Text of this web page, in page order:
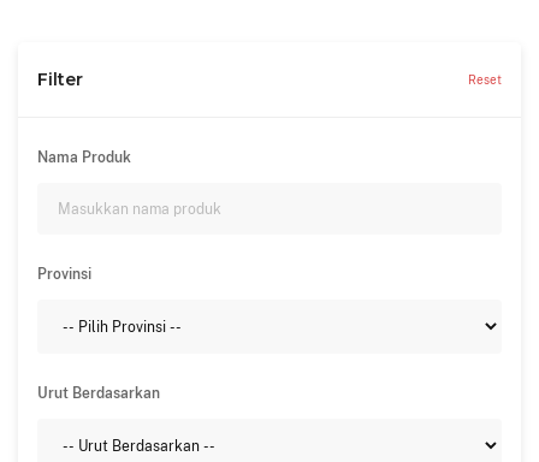
Filter Reset
Nama Produk
Provinsi
Urut Berdasarkan